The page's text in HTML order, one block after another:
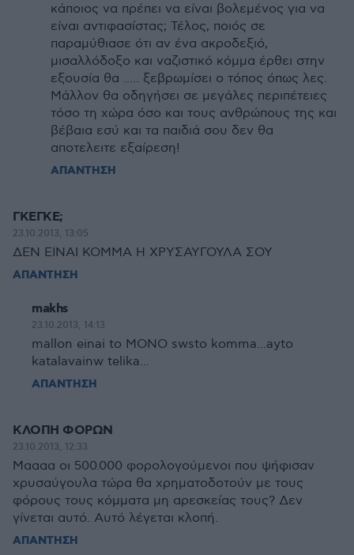
κάποιος να πρέπει να είναι βολεμένος για να
είναι αντιφασίστας; Τέλος, ποιός σε
παραμύθιασε ότι αν ένα ακροδεξιό,
μισαλλόδοξο και ναζιστικό κόμμα έρθει στην
εξουσία θα ..... ξεβρωμίσει ο τόπος όπως λες.
Μάλλον θα οδηγήσει σε μεγάλες περιπέτειες
τόσο τη χώρα όσο και τους ανθρώπους της και
βέβαια εσύ και τα παιδιά σου δεν θα
αποτελειτε εξαίρεση!
ΑΠΑΝΤΗΣΗ
ΓΚΕΓΚΕ;
23.10.2013, 13:05
ΔΕΝ ΕΙΝΑΙ ΚΟΜΜΑ Η ΧΡΥΣΑΥΓΟΥΛΑ ΣΟΥ
ΑΠΑΝΤΗΣΗ
makhs
23.10.2013, 14:13
mallon einai to MONO swsto komma...ayto
katalavainw telika...
ΑΠΑΝΤΗΣΗ
ΚΛΟΠΗ ΦΟΡΩΝ
23.10.2013, 12:33
Μαααα οι 500.000 φορολογούμενοι που ψήφισαν
χρυσαύγουλα τώρα θα χρηματοδοτούν με τους
φόρους τους κόμματα μη αρεσκείας τους? Δεν
γίνεται αυτό. Αυτό λέγεται κλοπή.
ΑΠΑΝΤΗΣΗ